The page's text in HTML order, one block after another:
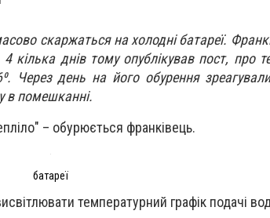
скаржаться на холодні батареї.
кілька днів тому опублікував пост, про
⁰. Через день на його обурення
в помешканні.
– обурюється франківець.
батареї
температурний графік подачі